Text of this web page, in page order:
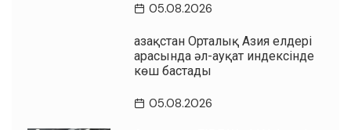
05.08.2026
Қазақстан Орталық Азия елдері
арасында әл-ауқат индексінде
көш бастады
05.08.2026